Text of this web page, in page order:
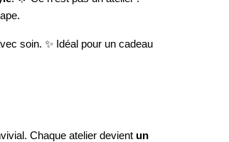
soin. ✨ Idéal pour un cadeau
Chaque atelier devient un